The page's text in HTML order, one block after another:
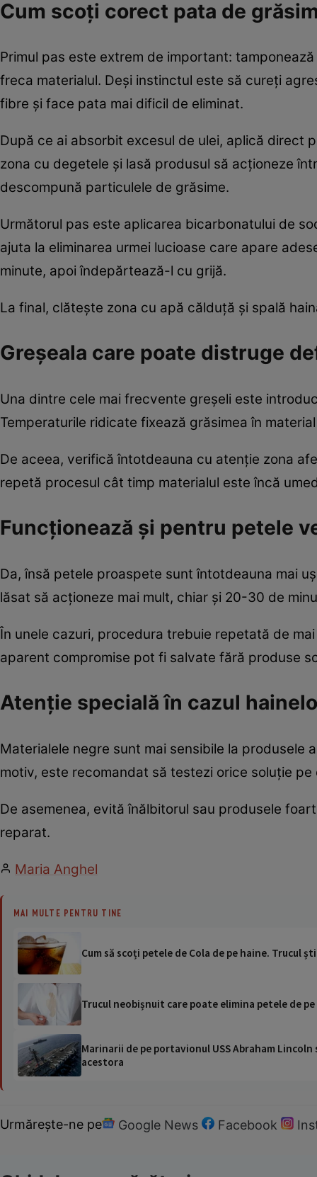
Cum scoți corect pata de
Primul pas este extrem de important:
freca materialul. Deși instinctul este să cureți
fibre și face pata mai dificil de eliminat.
După ce ai absorbit excesul de ulei, aplică
zona cu degetele și lasă produsul să acționeze
descompună particulele de grăsime.
Următorul pas este aplicarea bicarbonatului de
ajuta la eliminarea urmei lucioase care apare
minute, apoi îndepărtează-l cu grijă.
La final, clătește zona cu apă călduță și spală
Greșeala care poate distruge
Una dintre cele mai frecvente greșeli este
Temperaturile ridicate fixează grăsimea în
De aceea, verifică întotdeauna cu atenție zona
repetă procesul cât timp materialul este încă
Funcționează și pentru petele
Da, însă petele proaspete sunt întotdeauna mai
lăsat să acționeze mai mult, chiar și 20-30 de
În unele cazuri, procedura trebuie repetată de
aparent compromise pot fi salvate fără produse
Atenție specială în cazul
Materialele negre sunt mai sensibile la
motiv, este recomandat să testezi orice soluție
De asemenea, evită înălbitorul sau produsele
reparat.
Maria Anghel
MAI MULTE PENTRU TINE
Cum să scoți petele de Cola de pe haine.
Trucul neobișnuit care poate elimina petele de
Marinarii de pe portavionul USS Abraham
acestora
Urmărește-ne pe Google News Facebook